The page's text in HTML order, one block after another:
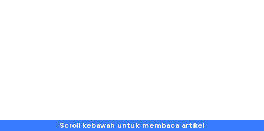
Scroll kebawah untuk membaca artikel